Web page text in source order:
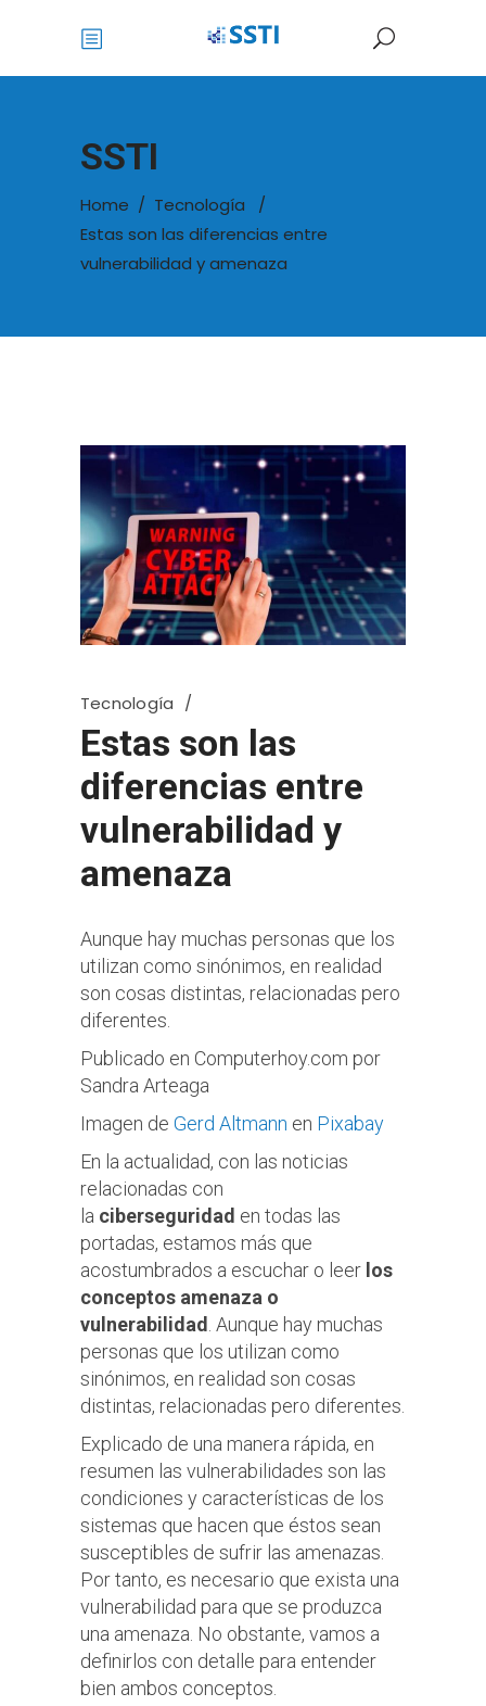
SSTI
Home / Tecnología
/
Estas son las diferencias entre
vulnerabilidad y amenaza
Tecnología
Estas son las
diferencias entre
vulnerabilidad y
amenaza
Aunque hay muchas personas que los
utilizan como sinónimos, en realidad
son cosas distintas, relacionadas pero
diferentes.
Publicado en Computerhoy.com por
Sandra Arteaga
Imagen de Gerd Altmann en Pixabay
En la actualidad, con las noticias
relacionadas con
la ciberseguridad en todas las
portadas, estamos más que
acostumbrados a escuchar o leer los
conceptos amenaza o
vulnerabilidad . Aunque hay muchas
personas que los utilizan como
sinónimos, en realidad son cosas
distintas, relacionadas pero diferentes.
Explicado de una manera rápida, en
resumen las vulnerabilidades son las
condiciones y características de los
sistemas que hacen que éstos sean
susceptibles de sufrir las amenazas
Por tanto, es necesario que exista una
vulnerabilidad para que se produzca
una amenaza. No obstante, vamos a
definirlos con detalle para entender
bien ambos conceptos.